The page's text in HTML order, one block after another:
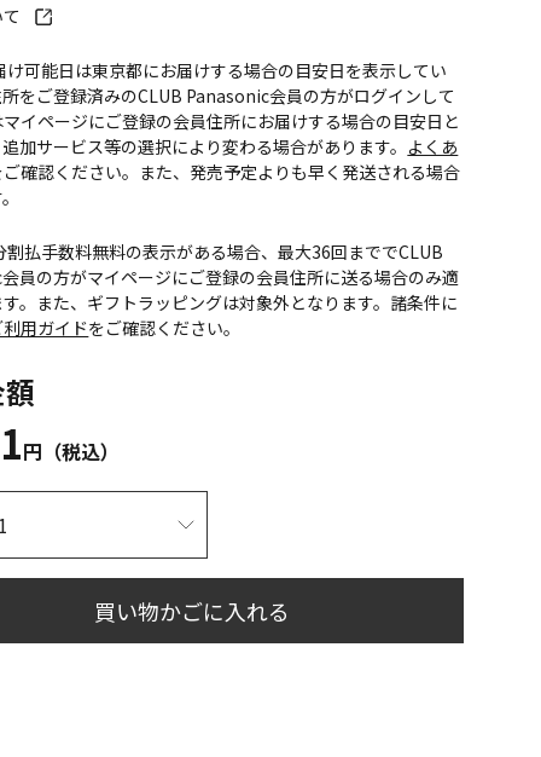
可能日は東京都にお届けする場合の目安日を表示してい
をご登録済みのCLUB Panasonic会員の方がログインして
イページにご登録の会員住所にお届けする場合の目安日と
加サービス等の選択により変わる場合があります。 よくあ
ご確認ください。また、発売予定よりも早く発送される場合
割払手数料無料の表示がある場合、最大36回まででCLUB
員の方がマイページにご登録の会員住所に送る場合のみ適
。また、ギフトラッピングは対象外となります。諸条件に
利用ガイドをご確認ください。
円（税込）
買い物かごに入れる